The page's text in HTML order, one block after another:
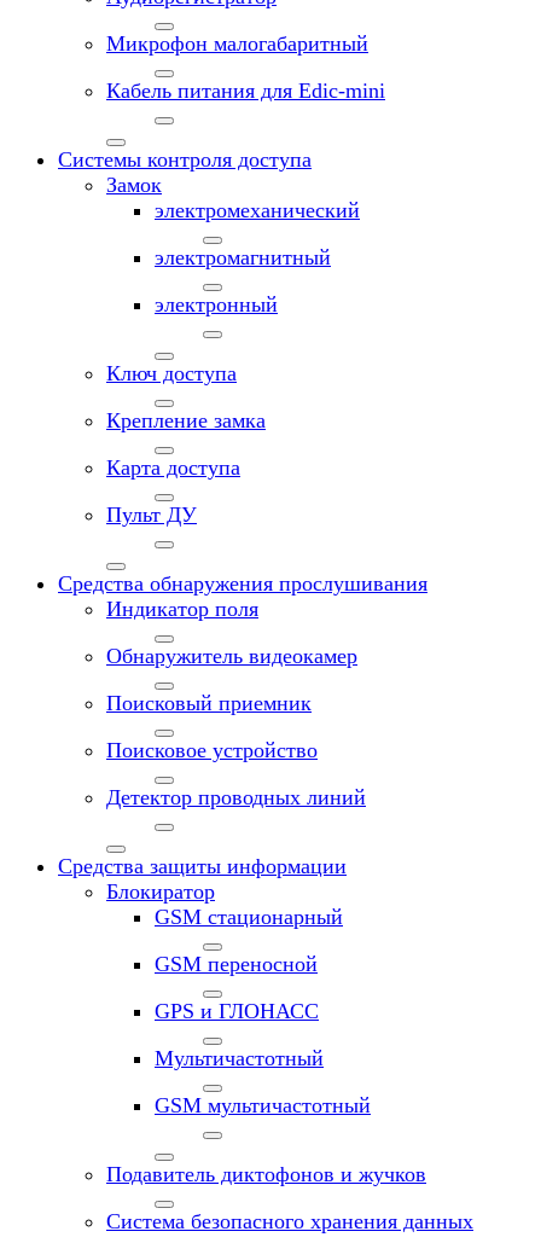
Микрофон малогабаритный
Кабель питания для Edic-mini
Системы контроля доступа
Замок
электромеханический
электромагнитный
электронный
Ключ доступа
Крепление замка
Карта доступа
Пульт ДУ
Средства обнаружения прослушивания
Индикатор поля
Обнаружитель видеокамер
Поисковый приемник
Поисковое устройство
Детектор проводных линий
Средства защиты информации
Блокиратор
GSM стационарный
GSM переносной
GPS и ГЛОНАСС
Мультичастотный
GSM мультичастотный
Подавитель диктофонов и жучков
Система безопасного хранения данных